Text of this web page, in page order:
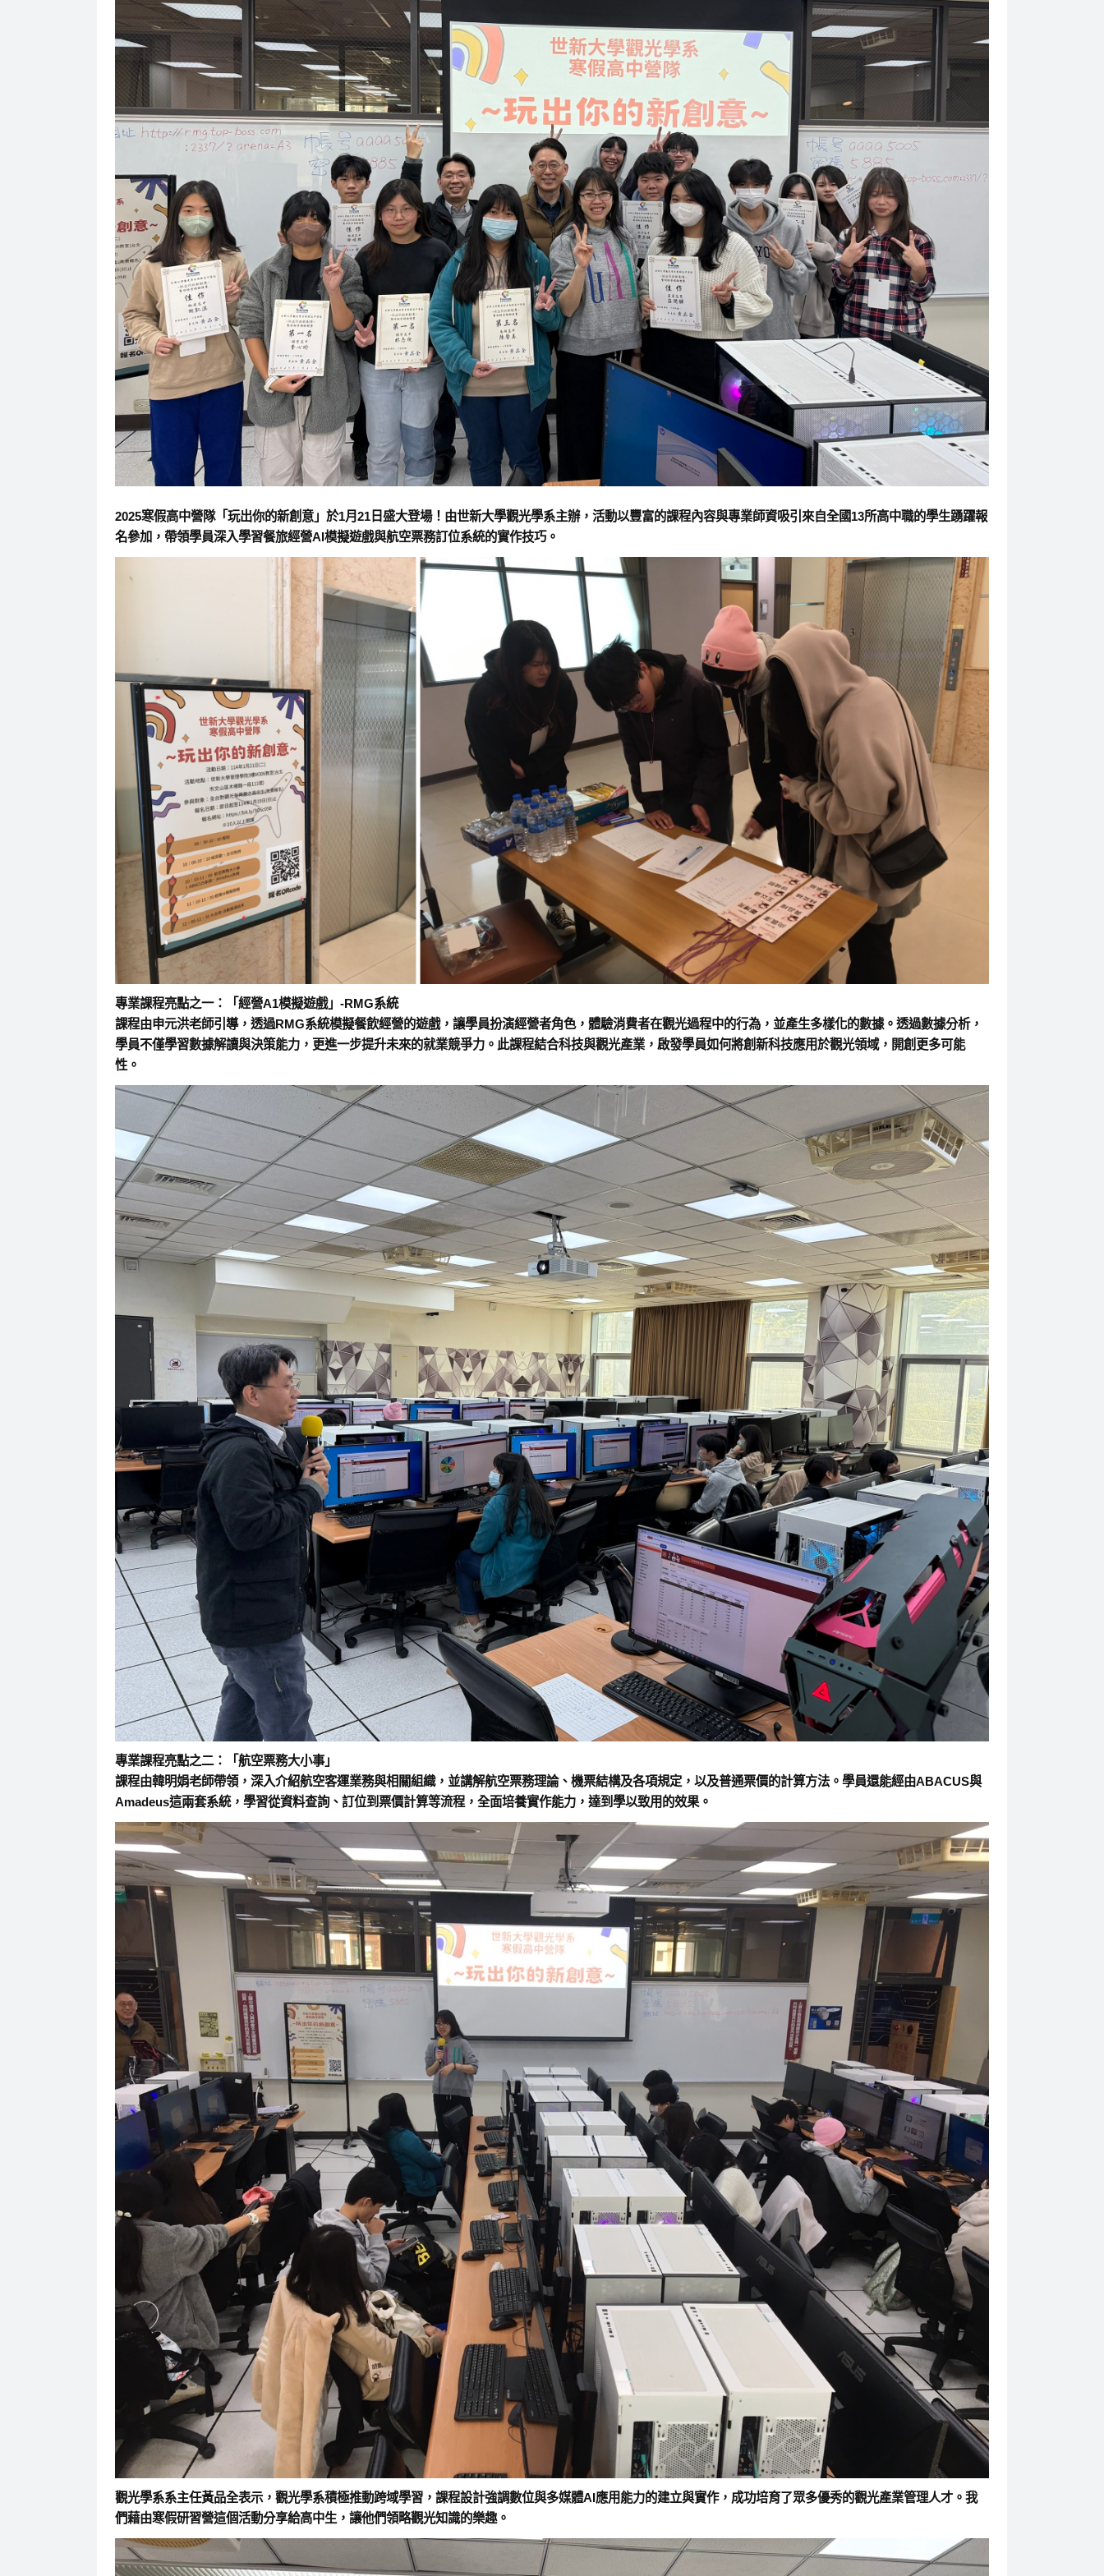
2025寒假高中營隊「玩出你的新創意」於1月21日盛大登場！由世新大學觀光學系主辦，活動以豐富的課程內容與專業師資吸引來自全國13所高中職的學生踴躍報
名參加，帶領學員深入學習餐旅經營AI模擬遊戲與航空票務訂位系統的實作技巧。
專業課程亮點之一：「經營A1模擬遊戲」-RMG系統
課程由申元洪老師引導，透過RMG系統模擬餐飲經營的遊戲，讓學員扮演經營者角色，體驗消費者在觀光過程中的行為，並產生多樣化的數據。透過數據分析，
學員不僅學習數據解讀與決策能力，更進一步提升未來的就業競爭力。此課程結合科技與觀光產業，啟發學員如何將創新科技應用於觀光領域，開創更多可能
性。
專業課程亮點之二：「航空票務大小事」
課程由韓明娟老師帶領，深入介紹航空客運業務與相關組織，並講解航空票務理論、機票結構及各項規定，以及普通票價的計算方法。學員還能經由ABACUS與
Amadeus這兩套系統，學習從資料查詢、訂位到票價計算等流程，全面培養實作能力，達到學以致用的效果。
觀光學系系主任黃品全表示，觀光學系積極推動跨域學習，課程設計強調數位與多媒體AI應用能力的建立與實作，成功培育了眾多優秀的觀光產業管理人才。我
們藉由寒假研習營這個活動分享給高中生，讓他們領略觀光知識的樂趣。